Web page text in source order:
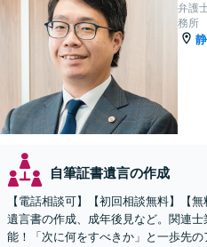
弁護
務所
自筆証書遺言の作成
【電話相談可】【初回相談無料】【
遺言書の作成、成年後見など。関連
能！「次に何をすべきか」と一歩先